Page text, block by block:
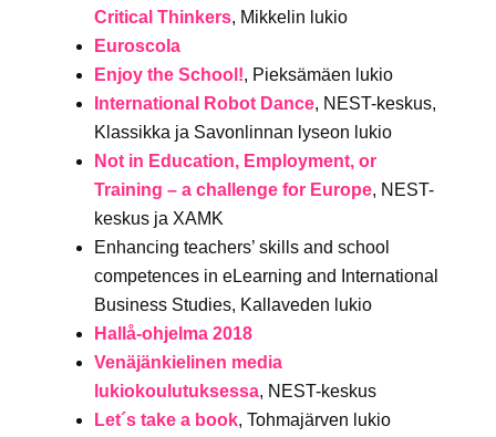
Critical Thinkers, Mikkelin lukio
Euroscola
Enjoy the School!, Pieksämäen lukio
International Robot Dance, NEST-keskus,
Klassikka ja Savonlinnan lyseon lukio
Not in Education, Employment, or
Training – a challenge for Europe, NEST-
keskus ja XAMK
Enhancing teachers’ skills and school
competences in eLearning and International
Business Studies, Kallaveden lukio
Hallå-ohjelma 2018
Venäjänkielinen media
lukiokoulutuksessa, NEST-keskus
Let´s take a book, Tohmajärven lukio